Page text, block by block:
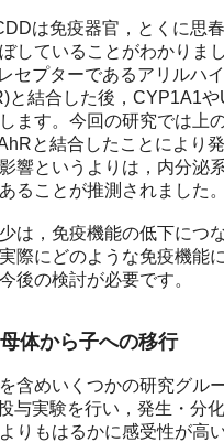
は免疫器官，とくに思
していることがわかりま
セプターであるアリルハ
と結合した後，CYP1A1や
ます。今回の研究では上
と結合したことにより
響というよりは，内分泌
ることが推測されました。
は，免疫機能の低下につ
際にどのような免疫機能
後の検討が必要です。
体から子への移行
含めいくつかの研究グル
与実験を行い，発生・分
りもはるかに感受性が高